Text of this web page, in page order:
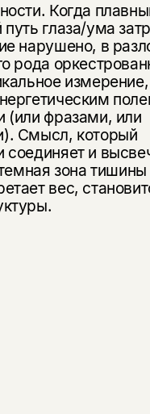
Когда
глаза/ума
нарушено, в
рода
измерение,
(или фразами, или
Смысл, который
и
темная зона
вес,